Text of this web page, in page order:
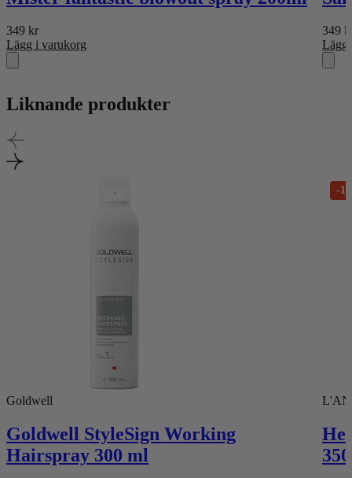
349 kr
Lägg i varukorg
349
Lägg
Liknande produkter
Goldwell
Goldwell StyleSign Working
Hairspray 300 ml
-